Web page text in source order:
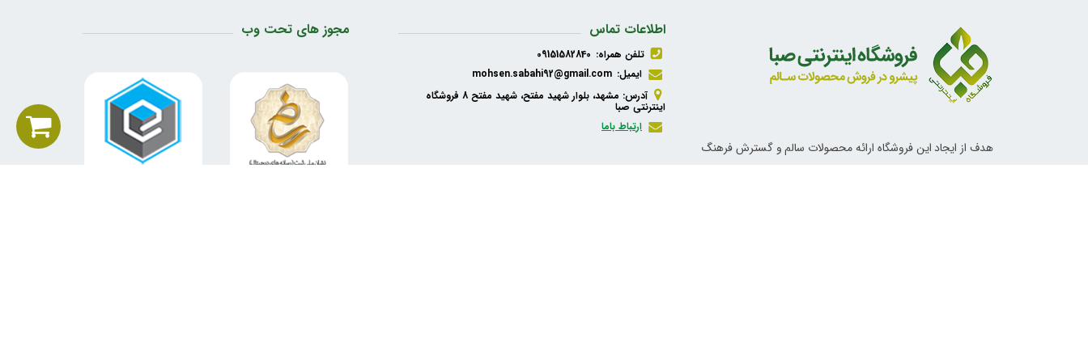
مجوز های تحت وب اطلاعات تماس
تلفن همراه: 09151582840
ایمیل: mohsen.sabahi92@gmail.com
آدرس: مشهد، بلوار شهید مفتح، شهید مفتح 8 فروشگاه
اینترنتی صبا
ارتباط باما
هدف از ایجاد این فروشگاه ارائه محصولات سالم و گسترش فرهنگ